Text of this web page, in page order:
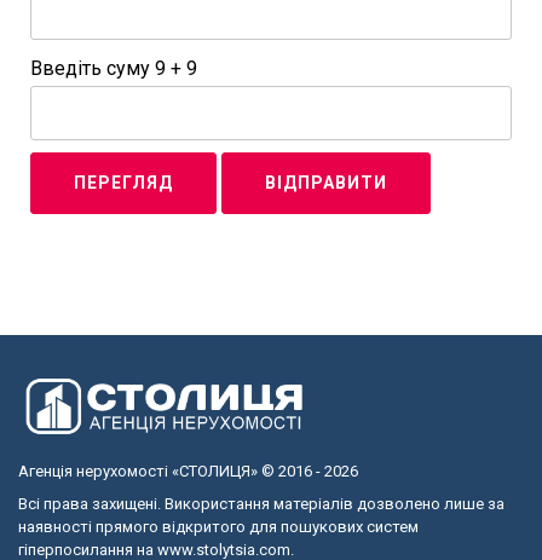
Введіть суму 9 + 9
Агенція нерухомості «СТОЛИЦЯ» © 2016 - 2026
Всі права захищені. Використання матеріалів дозволено лише за
наявності прямого відкритого для пошукових систем
гіперпосилання на www.stolytsia.com.